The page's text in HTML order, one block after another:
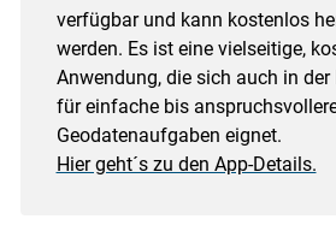
verfügbar und kann kostenlos
werden. Es ist eine vielseitige,
Anwendung, die sich auch in
für einfache bis
Geodatenaufgaben eignet.
Hier geht´s zu den App-Details.